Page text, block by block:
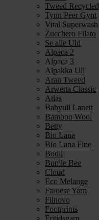
Tweed Recycled
Tynn Peer Gynt
Vital Superwash
Zucchero Filato
Se alle Uld
Alpaca 2
Alpaca 3
Alpakka Ull
Aran Tweed
Arwetta Classic
Atlas
Babyull Lanett
Bamboo Wool
Betty
Bio Lana
Bio Lana Fine
Bodil
Bumle Bee
Cloud
Eco Melange
Faroese Yarn
Filnovo
Footprints
Fritidsgarn